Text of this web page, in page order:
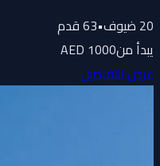
20ضيوف•
63 قدم
يبدأ من1000 AED
عرض التفاصيل